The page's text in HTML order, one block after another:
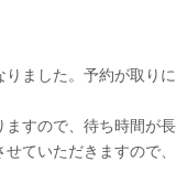
ました。予約が取り
すので、待ち時間が
ていただきますので